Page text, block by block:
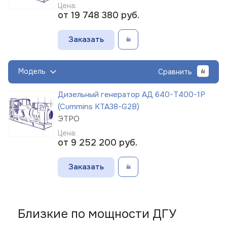
Цена:
от 19 748 380 руб.
Заказать
Модель Сравнить
Дизельный генератор АД 640-Т400-1Р
(Cummins KTA38-G2B)
ЭТРО
Цена:
от 9 252 200 руб.
Заказать
Близкие по мощности ДГУ